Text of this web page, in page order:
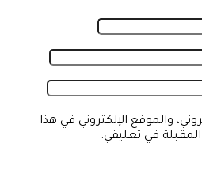
والموقع الإلكتروني في هذا
في تعليقي.